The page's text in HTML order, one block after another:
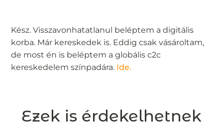
Kész. Visszavonhatatlanul beléptem a digitális
korba. Már kereskedek is. Eddig csak vásároltam,
de most én is beléptem a globális c2c
kereskedelem színpadára. Ide.
Ezek is érdekelhetnek